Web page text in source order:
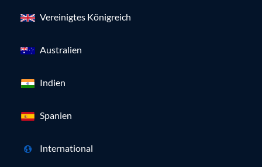
Vereinigtes Königreich
Australien
Indien
Spanien
International